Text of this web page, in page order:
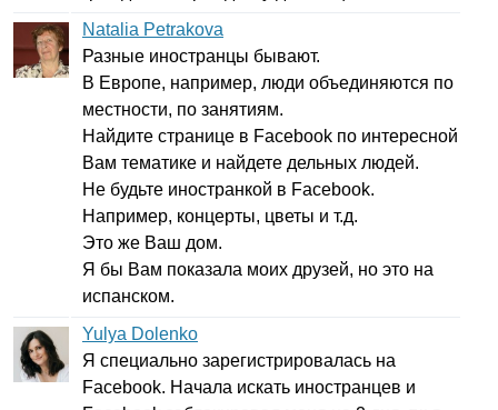
Natalia Petrakova
Разные иностранцы бывают.
В Европе, например, люди объединяются по
местности, по занятиям.
Найдите странице в Facebook по интересной
Вам тематике и найдете дельных людей.
Не будьте иностранкой в Facebook.
Например, концерты, цветы и т.д.
Это же Ваш дом.
Я бы Вам показала моих друзей, но это на
испанском.
Yulya Dolenko
Я специально зарегистрировалась на
Facebook. Начала искать иностранцев и